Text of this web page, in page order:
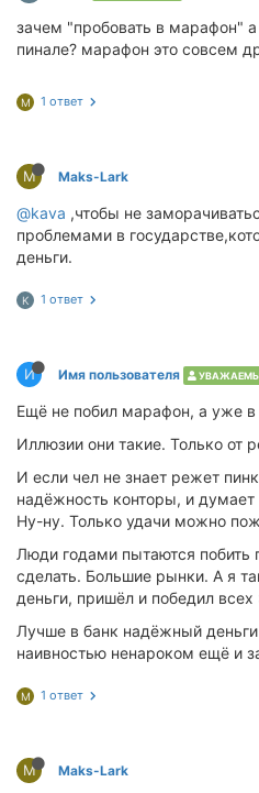
зачем "пробовать в марафон" а
пинале? марафон это совсем
M 1 ответ
M Maks-Lark
@kava ,чтобы не
проблемами в
деньги.
K 1 ответ
И Имя пользователя
Ещё не побил марафон, а уже
Иллюзии они такие. Только от
И если чел не знает режет
надёжность конторы, и думает
Ну-ну. Только удачи можно
Люди годами пытаются побить
сделать. Большие рынки. А я
деньги, пришёл и победил всех
Лучше в банк надёжный
наивностью ненароком ещё и
M 1 ответ
M Maks-Lark